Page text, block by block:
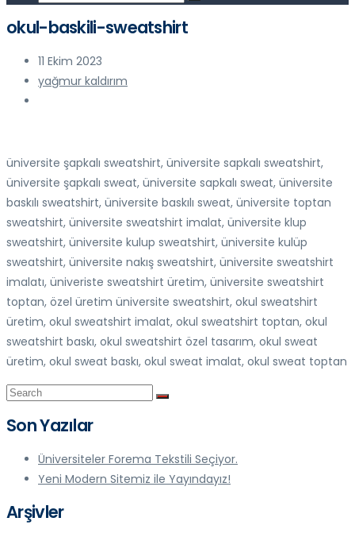
okul-baskili-sweatshirt
11 Ekim 2023
yağmur kaldırım
üniversite şapkalı sweatshirt, üniversite sapkalı sweatshirt,
üniversite şapkalı sweat, üniversite sapkalı sweat, üniversite
baskılı sweatshirt, üniversite baskılı sweat, üniversite toptan
sweatshirt, üniversite sweatshirt imalat, üniversite klup
sweatshirt, üniversite kulup sweatshirt, üniversite kulüp
sweatshirt, üniversite nakış sweatshirt, üniversite sweatshirt
imalatı, üniveriste sweatshirt üretim, üniversite sweatshirt
toptan, özel üretim üniversite sweatshirt, okul sweatshirt
üretim, okul sweatshirt imalat, okul sweatshirt toptan, okul
sweatshirt baskı, okul sweatshirt özel tasarım, okul sweat
üretim, okul sweat baskı, okul sweat imalat, okul sweat toptan
Son Yazılar
Üniversiteler Forema Tekstili Seçiyor.
Yeni Modern Sitemiz ile Yayındayız!
Arşivler